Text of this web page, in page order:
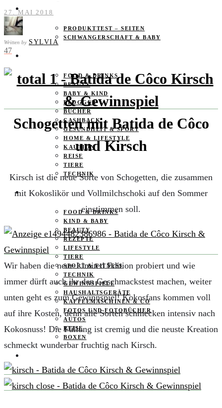
SPAREN
PRODUKTTEST – SEITEN
SCHWANGERSCHAFT & BABY
FOOD & DRINKS
BEAUTY
BABY & KIND
BLOGGER
BÜCHER
CASHBACK
GESUNDHEIT & SPORT
HOME & LIFESTYLE
KAUTION
REISE
TIERE
TECHNIK
KATEGORIEN
FOOD & DRINKS
KIND & BABY
BEAUTY
REZEPTE
LIFESTYLE
TIERE
SPORT & FITNESS
TECHNIK
GEWINNSPIELE
HAUSHALTSGERÄTE
KAFFEEMASCHINEN & CO
FOTOS UND FOTOBÜCHER
AUTOS
REISE
BOXEN
27. MAI 2018
Written by SYLVIA
47
Schogetten mit Batida de Côco
und Kirsch
Kirsch ist die neue Sorte von Schogetten, die zusammen
mit Kokoslikör und Vollmilchschoki auf den Sommer
einstimmen soll.
Wir haben die neue Limited Edition probiert und wie
immer dürft auch ihr den Geschmackstest machen, weiter
unten geht es zum Gewinnspiel! Kokosfans kommen voll
auf ihre Kosten, denn alle Sorten schmecken intensiv nach
Kokosnuss! Die Füllung ist cremig und die neuste Kreation
schmeckt wunderbar fruchtig nach Kirsch.